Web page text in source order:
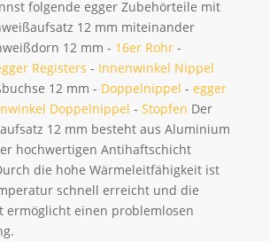
folgende egger Zubehörteile mit
12 mm miteinander
12 mm - 16er Rohr-
Registers - Innenwinkel Nippel
12 mm - Doppelnippel - egger
Doppelnippel - Stopfen Der
12 mm besteht aus Aluminium
hochwertigen Antihaftschicht
die hohe Wärmeleitfähigkeit ist
schnell erreicht und die
ermöglicht einen problemlosen